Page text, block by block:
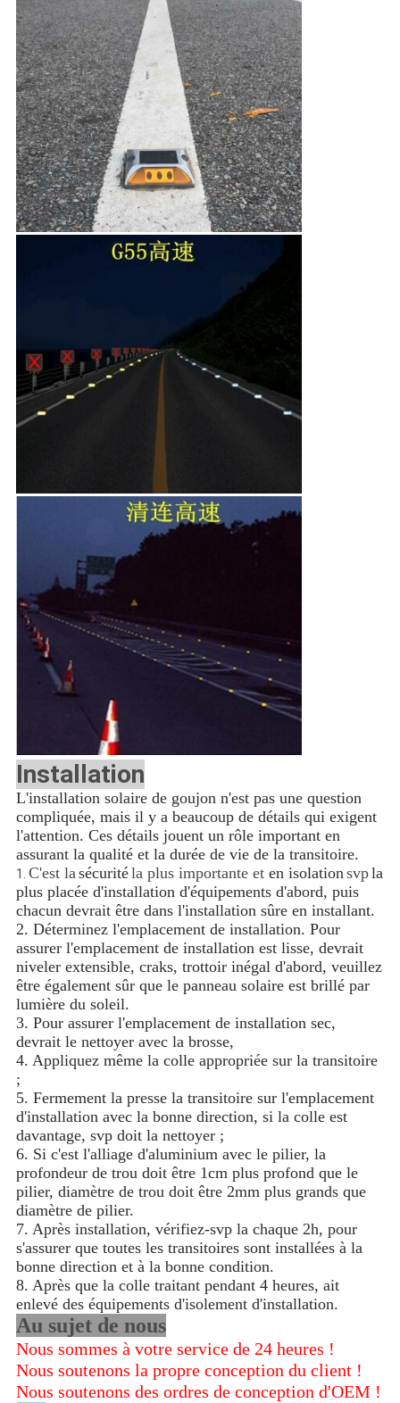
Installation
L'installation solaire de goujon n'est pas une question
compliquée, mais il y a beaucoup de détails qui exigent
l'attention. Ces détails jouent un rôle important en
assurant la qualité et la durée de vie de la transitoire.
1. C'est lasécuritéla plus importante eten isolationsvpla
plus placée d'installation d'équipements d'abord, puis
chacun devrait être dans l'installation sûre en installant.
2. Déterminez l'emplacement de installation. Pour
assurer l'emplacement de installation est lisse, devrait
niveler extensible, craks, trottoir inégal d'abord, veuillez
être également sûr que le panneau solaire est brillé par
lumière du soleil.
3. Pour assurer l'emplacement de installation sec,
devrait le nettoyer avec la brosse,
4. Appliquez même la colle appropriée sur la transitoire
;
5. Fermement la presse la transitoire sur l'emplacement
d'installation avec la bonne direction, si la colle est
davantage, svp doit la nettoyer ;
6. Si c'est l'alliage d'aluminium avec le pilier, la
profondeur de trou doit être 1cm plus profond que le
pilier, diamètre de trou doit être 2mm plus grands que
diamètre de pilier.
7. Après installation, vérifiez-svp la chaque 2h, pour
s'assurer que toutes les transitoires sont installées à la
bonne direction et à la bonne condition.
8. Après que la colle traitant pendant 4 heures, ait
enlevé des équipements d'isolement d'installation.
Au sujet de nous
Nous sommes à votre service de 24 heures !
Nous soutenons la propre conception du client !
Nous soutenons des ordres de conception d'OEM !